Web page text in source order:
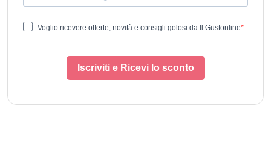
Voglio ricevere offerte, novità e consigli golosi da Il Gustonline
Iscriviti e Ricevi lo sconto